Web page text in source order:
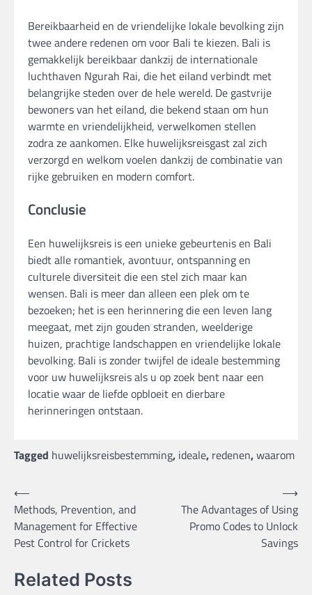
Bereikbaarheid en de vriendelijke lokale bevolking zijn
twee andere redenen om voor Bali te kiezen. Bali is
gemakkelijk bereikbaar dankzij de internationale
luchthaven Ngurah Rai, die het eiland verbindt met
belangrijke steden over de hele wereld. De gastvrije
bewoners van het eiland, die bekend staan ​​om hun
warmte en vriendelijkheid, verwelkomen stellen
zodra ze aankomen. Elke huwelijksreisgast zal zich
verzorgd en welkom voelen dankzij de combinatie van
rijke gebruiken en modern comfort.
Conclusie
Een huwelijksreis is een unieke gebeurtenis en Bali
biedt alle romantiek, avontuur, ontspanning en
culturele diversiteit die een stel zich maar kan
wensen. Bali is meer dan alleen een plek om te
bezoeken; het is een herinnering die een leven lang
meegaat, met zijn gouden stranden, weelderige
huizen, prachtige landschappen en vriendelijke lokale
bevolking. Bali is zonder twijfel de ideale bestemming
voor uw huwelijksreis als u op zoek bent naar een
locatie waar de liefde opbloeit en dierbare
herinneringen ontstaan.
Tagged huwelijksreisbestemming, ideale, redenen,waarom
Post
navigation
⟵
Methods, Prevention, and
Management for Effective
Pest Control for Crickets
The Advantages of Using
Promo Codes to Unlock
Savings
⟶
Related Posts